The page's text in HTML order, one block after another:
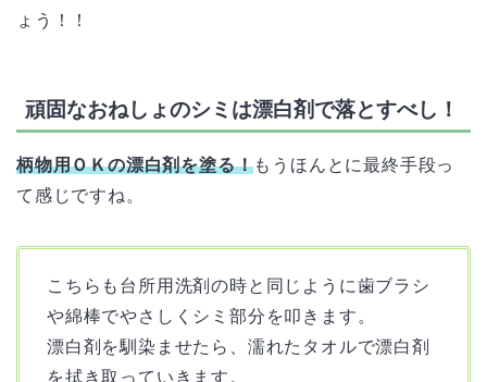
ょう！！
頑固なおねしょのシミは漂白剤で落とすべし！
柄物用ＯＫの漂白剤を塗る！もうほんとに最終手段っ
て感じですね。
こちらも台所用洗剤の時と同じように歯ブラシ
や綿棒でやさしくシミ部分を叩きます。
漂白剤を馴染ませたら、濡れたタオルで漂白剤
を拭き取っていきます。